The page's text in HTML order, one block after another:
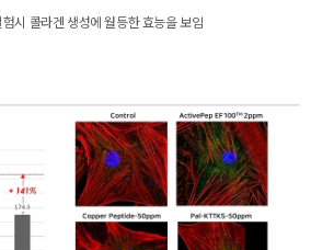
시 콜라겐 생성에 월등한 효능을 보임